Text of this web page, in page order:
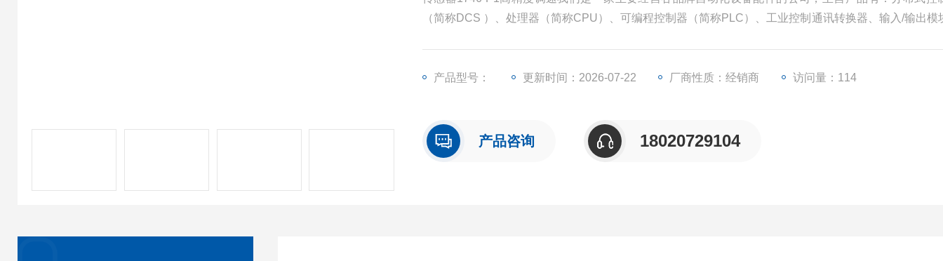
（简称DCS ）、处理器（简称CPU）、可编程控制器（简称PLC）、工业控制通讯转换器、输入/输出模
产品型号： 更新时间：2026-07-22 厂商性质：经销商 访问量：114
产品咨询 18020729104